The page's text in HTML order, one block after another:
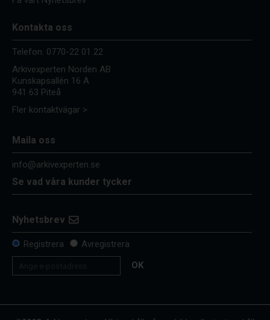
Kontakta oss
Telefon: 0770-22 01 22
Arkivexperten Norden AB
Kunskapsallén 16 A
941 63 Piteå
Fler kontaktvägar >
Maila oss
info@arkivexperten.se
Se vad våra kunder tycker
Nyhetsbrev
Registrera
Avregistrera
OK